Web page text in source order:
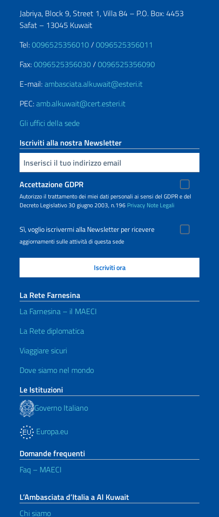
Jabriya, Block 9, Street 1, Villa 84 – P.O. Box: 4453
Safat – 13045 Kuwait
Tel:0096525356010/0096525356011
Fax:0096525356030/0096525356090
E-mail:ambasciata.alkuwait@esteri.it
PEC:amb.alkuwait@cert.esteri.it
Gli uffici della sede
Iscriviti alla nostra Newsletter
Inserisci la tua email
Accettazione GDPR
Autorizzo il trattamento dei miei dati personali ai sensi del GDPR e del
Decreto Legislativo 30 giugno 2003, n.196 Privacy Note Legali
Sì, voglio iscrivermi alla Newsletter per ricevere
aggiornamenti sulle attività di questa sede
La Rete Farnesina
La Farnesina – il MAECI
La Rete diplomatica
Viaggiare sicuri
Dove siamo nel mondo
Le Istituzioni
Governo Italiano
Europa.eu
Domande frequenti
Faq – MAECI
L’Ambasciata d’Italia a Al Kuwait
Chi siamo